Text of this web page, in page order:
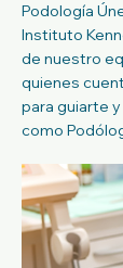
Podología
Instituto
de nuestro
quienes
para guiarte
como